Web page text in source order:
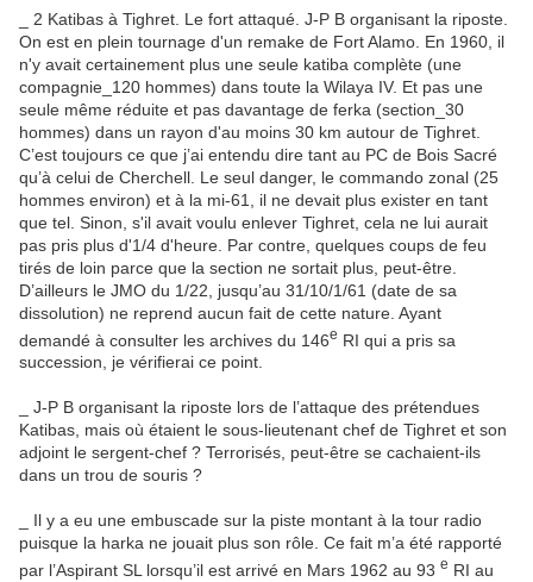
_ 2 Katibas à Tighret. Le fort attaqué. J-P B organisant la riposte.
On est en plein tournage d'un remake de Fort Alamo. En 1960, il
n'y avait certainement plus une seule katiba complète (une
compagnie_120 hommes) dans toute la Wilaya IV. Et pas une
seule même réduite et pas davantage de ferka (section_30
hommes) dans un rayon d'au moins 30 km autour de Tighret.
C’est toujours ce que j’ai entendu dire tant au PC de Bois Sacré
qu’à celui de Cherchell. Le seul danger, le commando zonal (25
hommes environ) et à la mi-61, il ne devait plus exister en tant
que tel. Sinon, s'il avait voulu enlever Tighret, cela ne lui aurait
pas pris plus d'1/4 d'heure. Par contre, quelques coups de feu
tirés de loin parce que la section ne sortait plus, peut-être.
D’ailleurs le JMO du 1/22, jusqu’au 31/10/1/61 (date de sa
dissolution) ne reprend aucun fait de cette nature. Ayant
demandé à consulter les archives du 146e RI qui a pris sa
succession, je vérifierai ce point.
_ J-P B organisant la riposte lors de l’attaque des prétendues
Katibas, mais où étaient le sous-lieutenant chef de Tighret et son
adjoint le sergent-chef ? Terrorisés, peut-être se cachaient-ils
dans un trou de souris ?
_ Il y a eu une embuscade sur la piste montant à la tour radio
puisque la harka ne jouait plus son rôle. Ce fait m’a été rapporté
par l’Aspirant SL lorsqu’il est arrivé en Mars 1962 au 93 e RI au